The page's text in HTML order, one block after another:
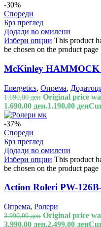
-30%
Спореди
Брз преглед
Додади во омилени
Избери опции This product
be chosen on the product page
McKinley HAMMOCK
Energetics, Опрема,
1.690,00ден Original price
1.690,00 ден.1.190,00 ден
-37%
Спореди
Брз преглед
Додади во омилени
Избери опции This product
be chosen on the product page
Action Roleri PW-
Опрема, Ролери
3.990,00ден Original price
3.990,00 ден.2.499,00 ден